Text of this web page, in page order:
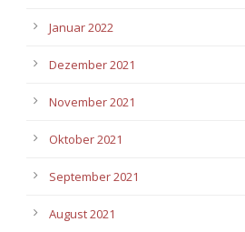
Januar 2022
Dezember 2021
November 2021
Oktober 2021
September 2021
August 2021